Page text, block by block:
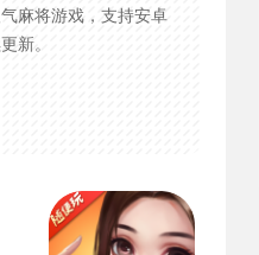
麻将游戏，支持安卓
新。